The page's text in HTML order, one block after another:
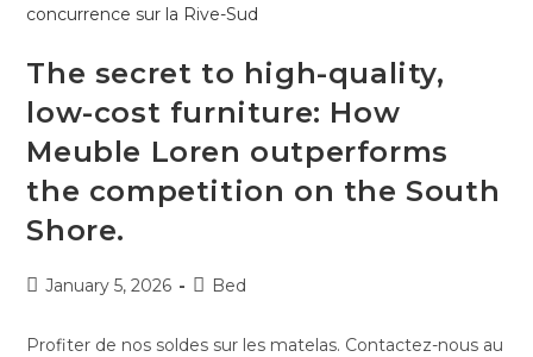
The secret to high-quality,
low-cost furniture: How
Meuble Loren outperforms
the competition on the South
Shore.
January 5, 2026 Bed
Profiter de nos soldes sur les matelas. Contactez-nous au